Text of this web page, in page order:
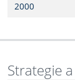
2000
Strategie